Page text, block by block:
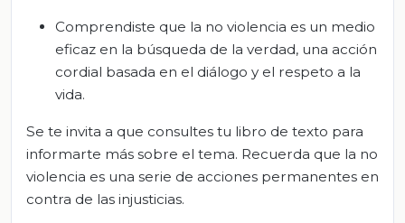
Comprendiste que la no violencia es un medio
eficaz en la búsqueda de la verdad, una acción
cordial basada en el diálogo y el respeto a la
vida.
Se te invita a que consultes tu libro de texto para
informarte más sobre el tema. Recuerda que la no
violencia es una serie de acciones permanentes en
contra de las injusticias.